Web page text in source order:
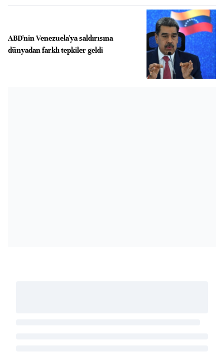
ABD'nin Venezuela'ya saldırısına
dünyadan farklı tepkiler geldi